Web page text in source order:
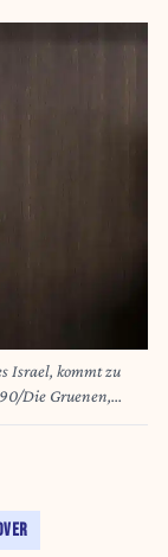
Israel, kommt zu
Die Gruenen,
im
Benjamin
for a meeting with
Federal Foreign